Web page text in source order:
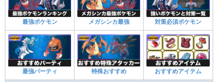
最強ポケモン メガシンカ最強 対策必須ポケモン
最強パーティ 特殊おすすめ おすすめアイテム